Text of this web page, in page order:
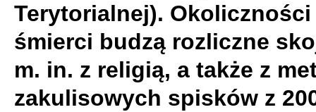
Terytorialnej).
śmierci budzą rozliczne
m. in. z religią, a także z
zakulisowych spisków z